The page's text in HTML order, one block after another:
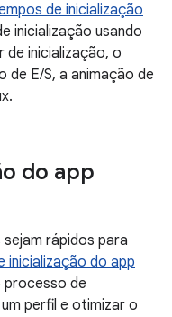
de inicialização
inicialização usando
inicialização, o
de E/S, a animação de
do app
rápidos para
inicialização do app
processo de
perfil e otimizar o